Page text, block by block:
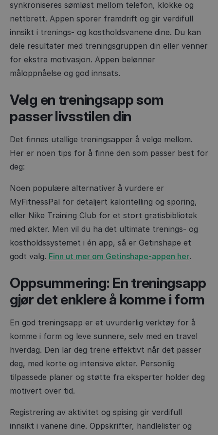
synkroniseres sømløst mellom telefon, klokke og
nettbrett. Appen sporer framdrift og gir verdifull
innsikt i trenings- og kostholdsvanene dine. Du kan
dele resultater med treningsgruppen din eller venner
for ekstra motivasjon. Appen belønner
måloppnåelse og god innsats.
Velg en treningsapp som
passer livsstilen din
Det finnes utallige treningsapper å velge mellom.
Her er noen tips for å finne den som passer best for
deg:
Noen populære alternativer å vurdere er
MyFitnessPal for detaljert kaloritelling og sporing,
eller Nike Training Club for et stort gratisbibliotek
med økter. Men vil du ha det ultimate trenings- og
kostholdssystemet i én app, så er Getinshape et
godt valg. Finn ut mer om Getinshape-appen her.
Oppsummering: En treningsapp
gjør det enklere å komme i form
En god treningsapp er et uvurderlig verktøy for å
komme i form og leve sunnere, selv med en travel
hverdag. Den lar deg trene effektivt når det passer
deg, med korte og intensive økter. Personlig
tilpassede planer og støtte fra eksperter holder deg
motivert over tid.
Registrering av aktivitet og spising gir verdifull
innsikt i vanene dine. Oppskrifter, handlelister og